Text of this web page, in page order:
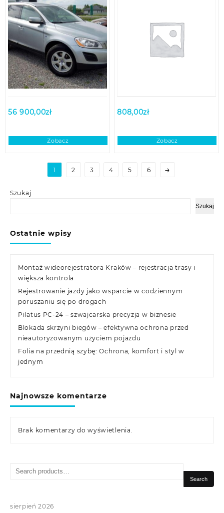
Szukaj
Szukaj
Ostatnie wpisy
Montaż wideorejestratora Kraków – rejestracja trasy i
większa kontrola
Rejestrowanie jazdy jako wsparcie w codziennym
poruszaniu się po drogach
Pilatus PC-24 – szwajcarska precyzja w biznesie
Blokada skrzyni biegów – efektywna ochrona przed
nieautoryzowanym użyciem pojazdu
Folia na przednią szybę: Ochrona, komfort i styl w
jednym
Najnowsze komentarze
Brak komentarzy do wyświetlenia.
56 900,00zł
Zobacz
808,00zł
Zobacz
1 2 3 4 5 6 →
Search
Search
sierpień 2026